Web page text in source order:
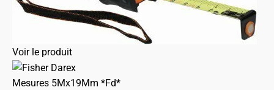
Voir le produit
Mesures 5Mx19Mm *Fd*